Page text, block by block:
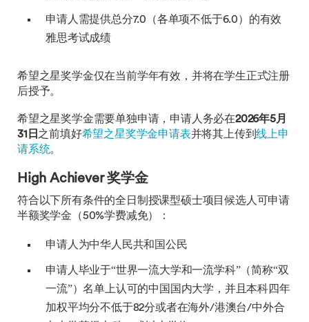
申请人需提供总分7.0（各单项不低于6.0）的有效
雅思考试成绩
希望之星奖学金仅在当前学年有效，并将在学生正式注册
后授予。
希望之星奖学金需要单独申请，申请人务必在2026年5月
31日 之前填好希望之星奖学金申请表并将其上传到线上申
请系统。
High Achiever 奖学金
符合以下所有条件的全日制授课型硕士项目候选人可申请
半额奖学金（50%学费减免）：
申请人为中华人民共和国公民
申请人毕业于“世界一流大学和一流学科”（简称“双
一流”）名单上认可的中国国内大学，并且本科四年
加权平均分不低于82分或者在海外/港澳台/中外合